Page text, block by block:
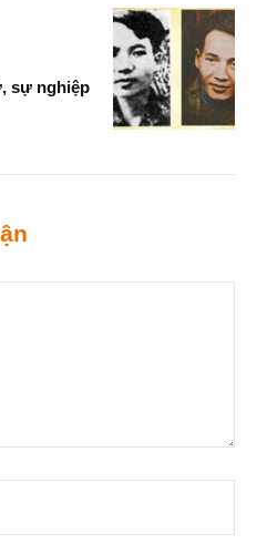
sự nghiệp